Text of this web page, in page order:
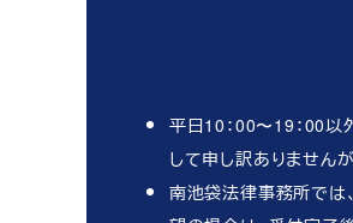
平日10：00〜19：00
して申し訳ありません
南池袋法律事務所では